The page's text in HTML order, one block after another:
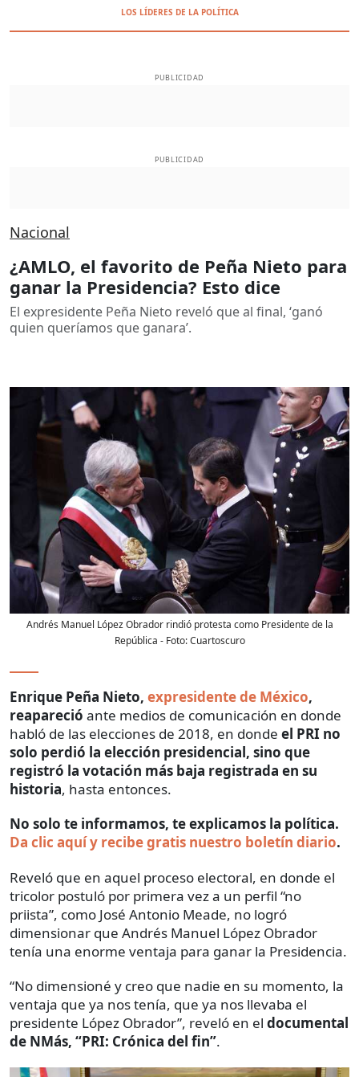
LOS LÍDERES DE LA POLÍTICA
PUBLICIDAD
PUBLICIDAD
Nacional
¿AMLO, el favorito de Peña Nieto para
ganar la Presidencia? Esto dice
El expresidente Peña Nieto reveló que al final, ‘ganó
quien queríamos que ganara’.
Andrés Manuel López Obrador rindió protesta como Presidente de la
República - Foto:Cuartoscuro
Enrique Peña Nieto, expresidente de México,
reapareció ante medios de comunicación en donde
habló de las elecciones de 2018, en donde el PRI no
solo perdió la elección presidencial, sino que
registró la votación más baja registrada en su
historia, hasta entonces.
No solo te informamos, te explicamos la política.
Da clic aquí y recibe gratis nuestro boletín diario.
Reveló que en aquel proceso electoral, en donde el
tricolor postuló por primera vez a un perfil “no
priista”, como José Antonio Meade, no logró
dimensionar que Andrés Manuel López Obrador
tenía una enorme ventaja para ganar la Presidencia.
“No dimensioné y creo que nadie en su momento, la
ventaja que ya nos tenía, que ya nos llevaba el
presidente López Obrador”, reveló en el documental
de NMás, “PRI: Crónica del fin”.